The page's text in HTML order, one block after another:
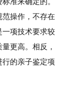
操作，不存在
项技术要求较
更高。相反，
的亲子鉴定项